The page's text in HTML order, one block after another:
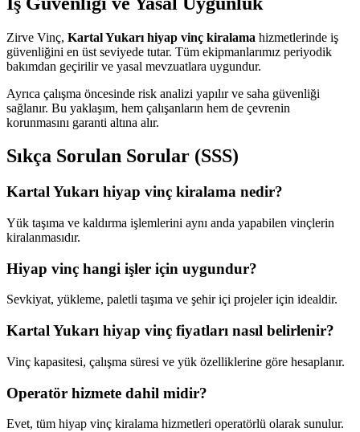
Zirve Vinç, Kartal Yukarı hiyap vinç kiralama hizmetlerinde iş
güvenliğini en üst seviyede tutar. Tüm ekipmanlarımız periyodik
bakımdan geçirilir ve yasal mevzuatlara uygundur.
Ayrıca çalışma öncesinde risk analizi yapılır ve saha güvenliği
sağlanır. Bu yaklaşım, hem çalışanların hem de çevrenin
korunmasını garanti altına alır.
Sıkça Sorulan Sorular (SSS)
Kartal Yukarı hiyap vinç kiralama nedir?
Yük taşıma ve kaldırma işlemlerini aynı anda yapabilen vinçlerin
kiralanmasıdır.
Hiyap vinç hangi işler için uygundur?
Sevkiyat, yükleme, paletli taşıma ve şehir içi projeler için idealdir.
Kartal Yukarı hiyap vinç fiyatları nasıl belirlenir?
Vinç kapasitesi, çalışma süresi ve yük özelliklerine göre hesaplanır.
Operatör hizmete dahil midir?
Evet, tüm hiyap vinç kiralama hizmetleri operatörlü olarak sunulur.